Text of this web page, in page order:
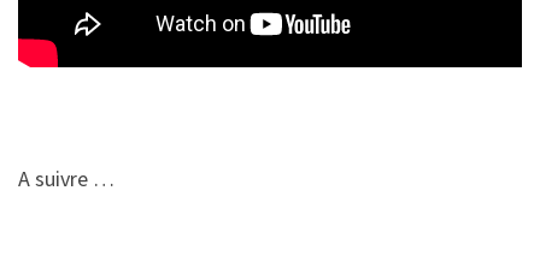
A suivre …